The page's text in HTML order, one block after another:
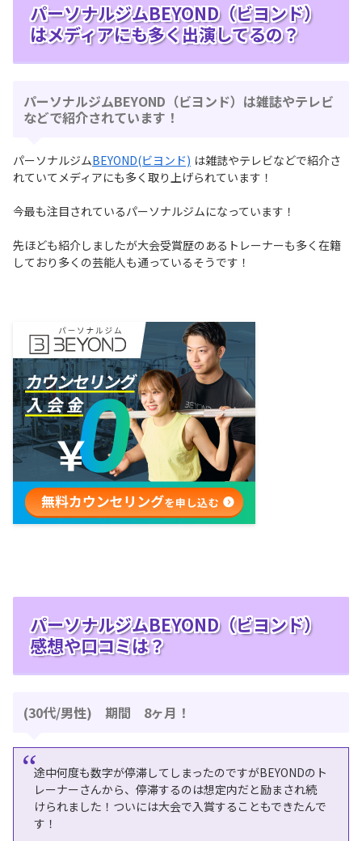
パーソナルジムBEYOND（ビヨンド）
はメディアにも多く出演してるの？
パーソナルジムBEYOND（ビヨンド）は雑誌やテレビ
などで紹介されています！
パーソナルジムBEYOND(ビヨンド) は雑誌やテレビなどで紹介さ
れていてメディアにも多く取り上げられています！
今最も注⽬されているパーソナルジムになっています！
先ほども紹介しましたが⼤会受賞歴のあるトレーナーも多く在籍
しており多くの芸能⼈も通っているそうです！
パーソナルジムBEYOND（ビヨンド）
感想や口コミは？
(30代/男性) 期間 8ヶ月！
途中何度も数字が停滞してしまったのですがBEYONDのト
レーナーさんから、停滞するのは想定内だと励まされ続
けられました！ついには⼤会で⼊賞することもできたんで
す！